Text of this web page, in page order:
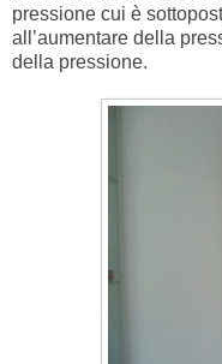
pressione cui è
all’aumentare della
della pressione.